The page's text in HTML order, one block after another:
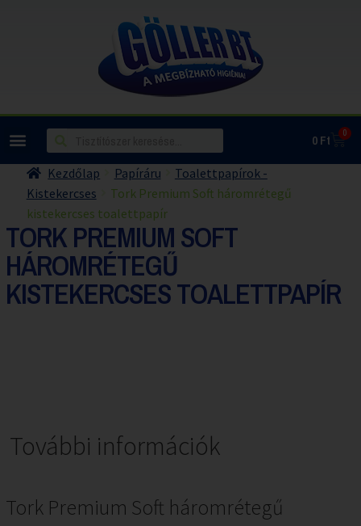
0Ft 0
Kezdőlap Papíráru
Toalettpapírok -
Kistekercses
Tork Premium Soft háromrétegű
kistekercses toalettpapír
TORK PREMIUM SOFT
HÁROMRÉTEGŰ
KISTEKERCSES TOALETTPAPÍR
További információk
Tork Premium Soft háromrétegű